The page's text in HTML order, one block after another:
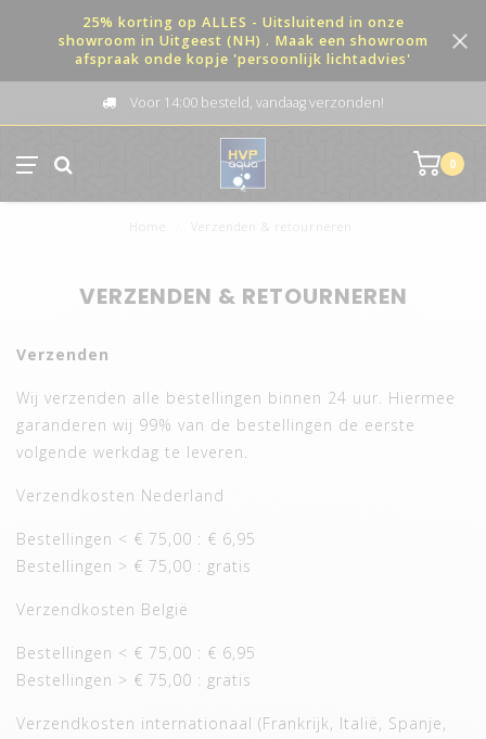
25% korting op ALLES - Uitsluitend in onze
showroom in Uitgeest (NH) . Maak een showroom
afspraak onde kopje 'persoonlijk lichtadvies'
Voor 14:00 besteld, vandaag verzonden!
0
Home Verzenden & retourneren
VERZENDEN & RETOURNEREN
Verzenden
Wij verzenden alle bestellingen binnen 24 uur. Hiermee
garanderen wij 99% van de bestellingen de eerste
volgende werkdag te leveren.
Verzendkosten Nederland
Bestellingen < € 75,00 : € 6,95
Bestellingen > € 75,00 : gratis
Verzendkosten België
Bestellingen < € 75,00 : € 6,95
Bestellingen > € 75,00 : gratis
Verzendkosten internationaal (Frankrijk, Italië, Spanje,